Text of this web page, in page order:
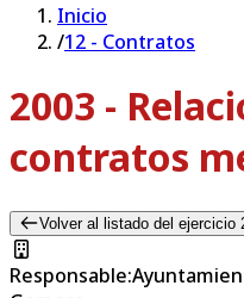
Inicio
/12 - Contratos
2003 -
contratos
Volver al listado del ejercicio
Responsable: